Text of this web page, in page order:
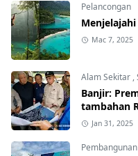
Pelancongan
Mac 7, 2025
Alam Sekitar ,
Banjir:
tambahan
Jan 31, 2025
Pembangunan